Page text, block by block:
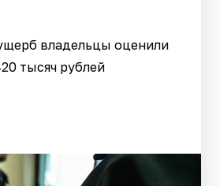
владельцы оценили
тысяч рублей